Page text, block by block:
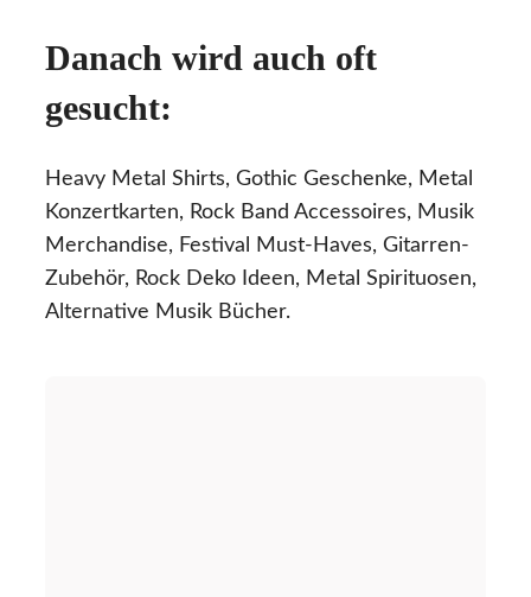
Danach wird auch oft
gesucht:
Heavy Metal Shirts, Gothic Geschenke, Metal
Konzertkarten, Rock Band Accessoires, Musik
Merchandise, Festival Must-Haves, Gitarren-
Zubehör, Rock Deko Ideen, Metal Spirituosen,
Alternative Musik Bücher.